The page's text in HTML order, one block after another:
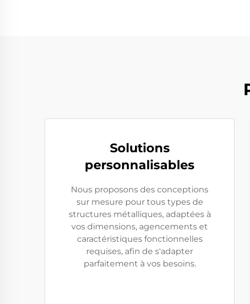
Solutions
personnalisables
Nous proposons des conceptions
sur mesure pour tous types de
structures métalliques, adaptées à
vos dimensions, agencements et
caractéristiques fonctionnelles
requises, afin de s'adapter
parfaitement à vos besoins.